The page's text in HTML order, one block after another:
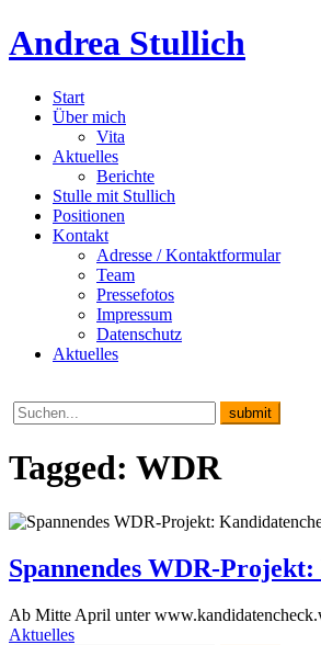
Andrea Stullich
Start
Über mich
Vita
Aktuelles
Berichte
Stulle mit Stullich
Positionen
Kontakt
Adresse / Kontaktformular
Team
Pressefotos
Impressum
Datenschutz
Aktuelles
Tagged: WDR
Spannendes WDR-
Ab Mitte April unter
Aktuelles